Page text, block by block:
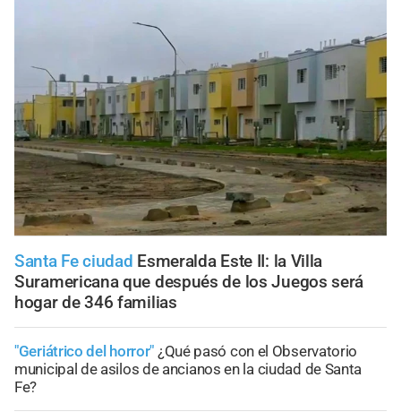
Santa Fe ciudad Esmeralda Este II: la Villa
Suramericana que después de los Juegos será
hogar de 346 familias
"Geriátrico del horror" ¿Qué pasó con el Observatorio
municipal de asilos de ancianos en la ciudad de Santa
Fe?